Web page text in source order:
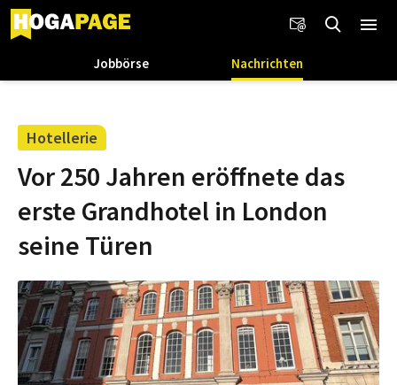
Jobbörse Nachrichten
Hotellerie
Vor 250 Jahren eröffnete das
erste Grandhotel in London
seine Türen